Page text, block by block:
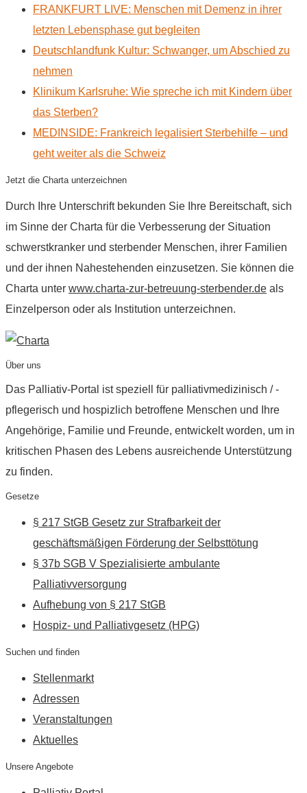
FRANKFURT LIVE: Menschen mit Demenz in ihrer
letzten Lebensphase gut begleiten
Deutschlandfunk Kultur: Schwanger, um Abschied zu
nehmen
Klinikum Karlsruhe: Wie spreche ich mit Kindern über
das Sterben?
MEDINSIDE: Frankreich legalisiert Sterbehilfe – und
geht weiter als die Schweiz
Jetzt die Charta unterzeichnen
Durch Ihre Unterschrift bekunden Sie Ihre Bereitschaft, sich
im Sinne der Charta für die Verbesserung der Situation
schwerstkranker und sterbender Menschen, ihrer Familien
und der ihnen Nahestehenden einzusetzen. Sie können die
Charta unter www.charta-zur-betreuung-sterbender.de als
Einzelperson oder als Institution unterzeichnen.
Über uns
Das Palliativ-Portal ist speziell für palliativmedizinisch / -
pflegerisch und hospizlich betroffene Menschen und Ihre
Angehörige, Familie und Freunde, entwickelt worden, um in
kritischen Phasen des Lebens ausreichende Unterstützung
zu finden.
Gesetze
§ 217 StGB Gesetz zur Strafbarkeit der
geschäftsmäßigen Förderung der Selbsttötung
§ 37b SGB V Spezialisierte ambulante
Palliativversorgung
Aufhebung von § 217 StGB
Hospiz- und Palliativgesetz (HPG)
Suchen und finden
Stellenmarkt
Adressen
Veranstaltungen
Aktuelles
Unsere Angebote